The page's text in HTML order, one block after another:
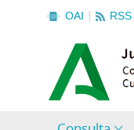
OAI RSS